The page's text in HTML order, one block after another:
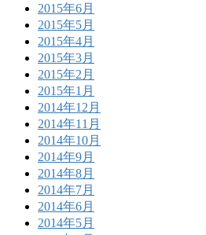
2015年6月
2015年5月
2015年4月
2015年3月
2015年2月
2015年1月
2014年12月
2014年11月
2014年10月
2014年9月
2014年8月
2014年7月
2014年6月
2014年5月